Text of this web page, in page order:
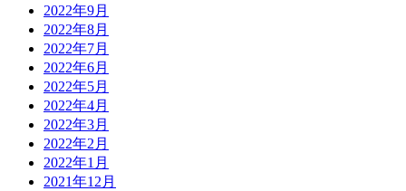
2022年9月
2022年8月
2022年7月
2022年6月
2022年5月
2022年4月
2022年3月
2022年2月
2022年1月
2021年12月